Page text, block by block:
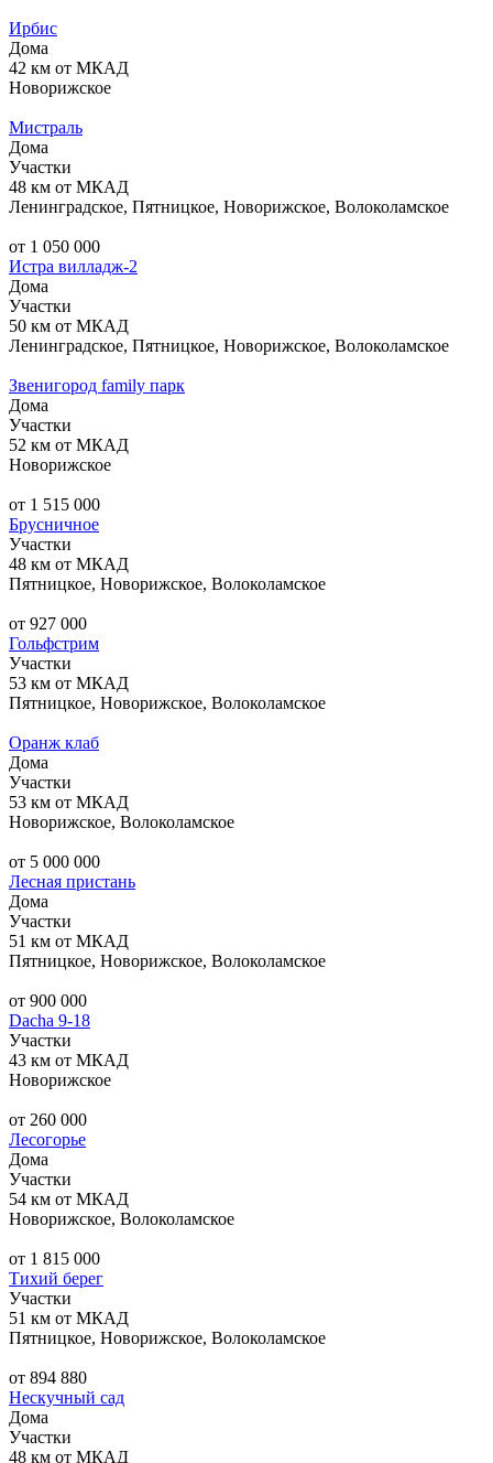
Ирбис
Дома
42 км от МКАД
Новорижское
Мистраль
Дома
Участки
48 км от МКАД
Ленинградское, Пятницкое, Новорижское, Волоколамское
от 1 050 000
Истра вилладж-2
Дома
Участки
50 км от МКАД
Ленинградское, Пятницкое, Новорижское, Волоколамское
Звенигород family парк
Дома
Участки
52 км от МКАД
Новорижское
от 1 515 000
Брусничное
Участки
48 км от МКАД
Пятницкое, Новорижское, Волоколамское
от 927 000
Гольфстрим
Участки
53 км от МКАД
Пятницкое, Новорижское, Волоколамское
Оранж клаб
Дома
Участки
53 км от МКАД
Новорижское, Волоколамское
от 5 000 000
Лесная пристань
Дома
Участки
51 км от МКАД
Пятницкое, Новорижское, Волоколамское
от 900 000
Dacha 9-18
Участки
43 км от МКАД
Новорижское
от 260 000
Лесогорье
Дома
Участки
54 км от МКАД
Новорижское, Волоколамское
от 1 815 000
Тихий берег
Участки
51 км от МКАД
Пятницкое, Новорижское, Волоколамское
от 894 880
Нескучный сад
Дома
Участки
48 км от МКАД